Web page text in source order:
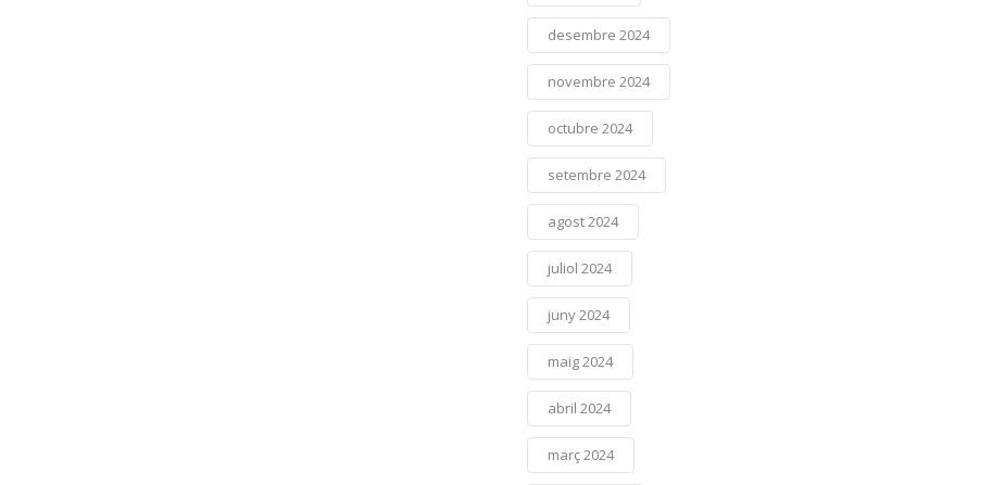
desembre 2024
novembre 2024
octubre 2024
setembre 2024
agost 2024
juliol 2024
juny 2024
maig 2024
abril 2024
març 2024